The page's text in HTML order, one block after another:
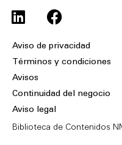
L
i
n
k
d
i
n
F
a
c
b
o
k
Aviso de privacidad
Términos y condiciones
Avisos
Continuidad del negocio
Aviso legal
Biblioteca de Contenidos